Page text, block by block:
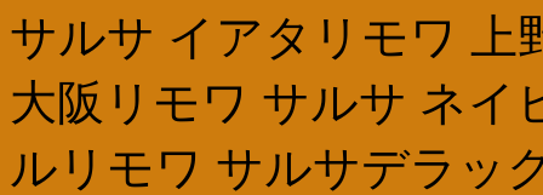
サルサ イアタリモワ 上
大阪リモワ サルサ ネイ
ルリモワ サルサデラッ